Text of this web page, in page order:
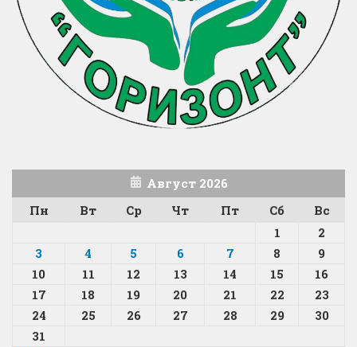
Август 2026
Пн
Вт Ср Чт Пт Сб
Вс
1
2
3
4 5 6 7 8
9
10
11 12 13 14 15
16
17
18 19 20 21 22
23
24
25 26 27 28 29
30
31